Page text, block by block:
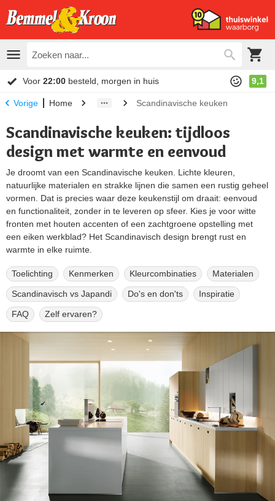
Voor 22:00 besteld, morgen in huis 9,1
Vorige Home Scandinavische keuken
Scandinavische keuken: tijdloos
design met warmte en eenvoud
Je droomt van een Scandinavische keuken. Lichte kleuren,
natuurlijke materialen en strakke lijnen die samen een rustig geheel
vormen. Dat is precies waar deze keukenstijl om draait: eenvoud
en functionaliteit, zonder in te leveren op sfeer. Kies je voor witte
fronten met houten accenten of een zachtgroene opstelling met
een eiken werkblad? Het Scandinavisch design brengt rust en
warmte in elke ruimte.
Toelichting Kenmerken Kleurcombinaties Materialen
Scandinavisch vs Japandi Do's en don'ts Inspiratie
FAQ Zelf ervaren?